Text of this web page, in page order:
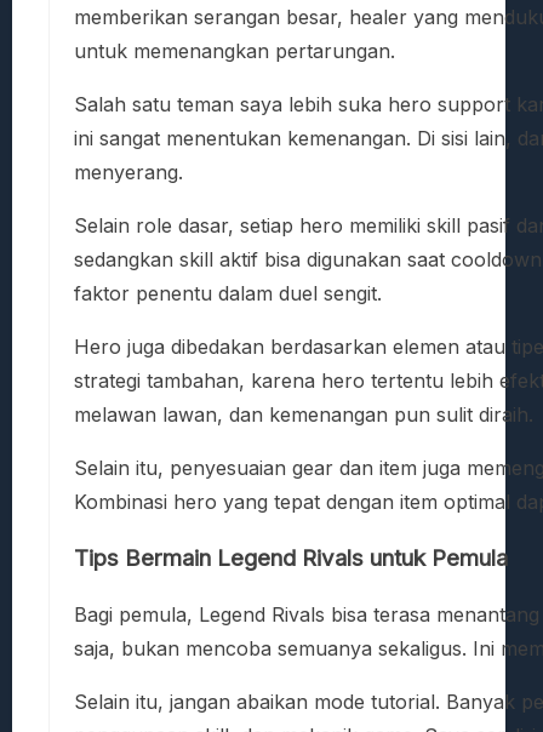
memberikan serangan besar, healer yang
untuk memenangkan pertarungan.
Salah satu teman saya lebih suka hero support
ini sangat menentukan kemenangan. Di sisi lain,
menyerang.
Selain role dasar, setiap hero memiliki skill pasif
sedangkan skill aktif bisa digunakan saat
faktor penentu dalam duel sengit.
Hero juga dibedakan berdasarkan elemen atau
strategi tambahan, karena hero tertentu lebih
melawan lawan, dan kemenangan pun sulit diraih.
Selain itu, penyesuaian gear dan item juga
Kombinasi hero yang tepat dengan item optimal
Tips Bermain Legend Rivals untuk Pemula
Bagi pemula, Legend Rivals bisa terasa
saja, bukan mencoba semuanya sekaligus. Ini
Selain itu, jangan abaikan mode tutorial. Banyak